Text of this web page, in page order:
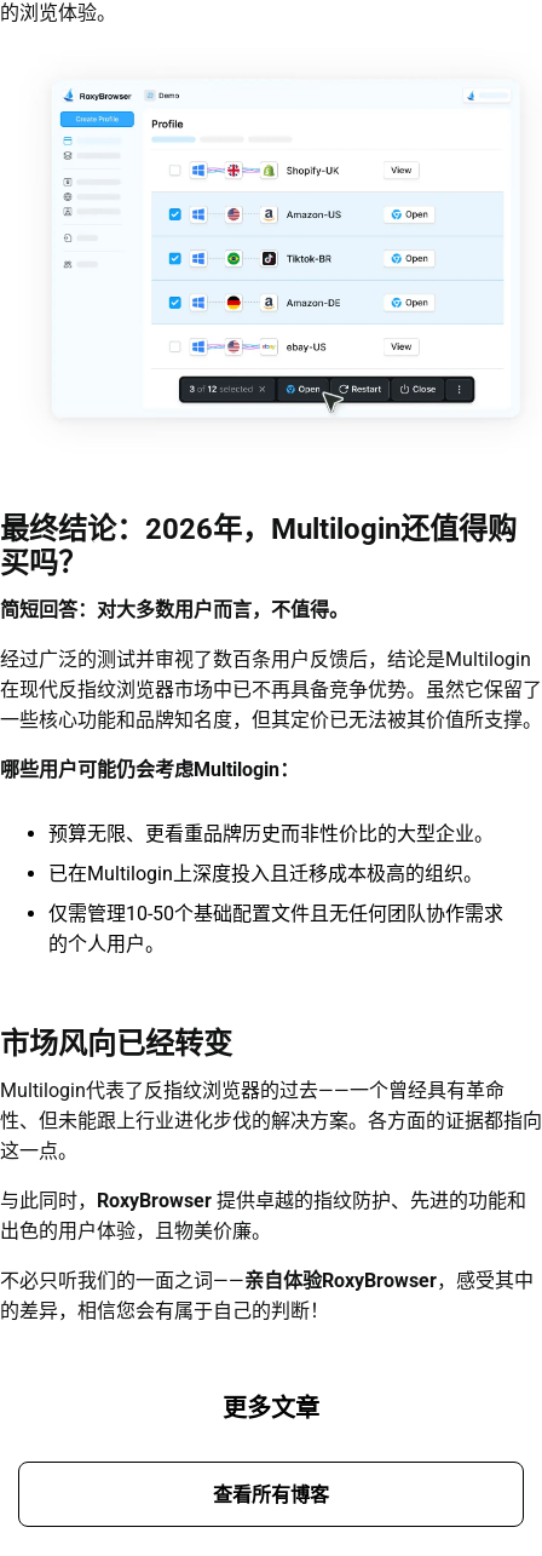
的浏览体验。
最终结论：2026年，Multilogin还值得购
买吗？
简短回答：对大多数用户而言，不值得。
经过广泛的测试并审视了数百条用户反馈后，结论是Multilogin
在现代反指纹浏览器市场中已不再具备竞争优势。虽然它保留了
一些核心功能和品牌知名度，但其定价已无法被其价值所支撑。
哪些用户可能仍会考虑Multilogin：
预算无限、更看重品牌历史而非性价比的大型企业。
已在Multilogin上深度投入且迁移成本极高的组织。
仅需管理10-50个基础配置文件且无任何团队协作需求
的个人用户。
市场风向已经转变
Multilogin代表了反指纹浏览器的过去——一个曾经具有革命
性、但未能跟上行业进化步伐的解决方案。各方面的证据都指向
这一点。
与此同时， RoxyBrowser 提供卓越的指纹防护、先进的功能和
出色的用户体验，且物美价廉。
不必只听我们的一面之词——亲自体验RoxyBrowser，感受其中
的差异，相信您会有属于自己的判断！
更多文章
查看所有博客